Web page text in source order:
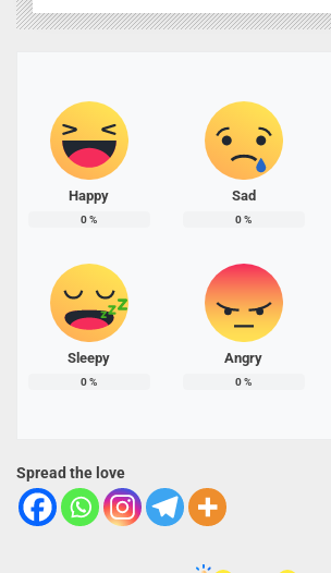
Happy
0%
Sad
0%
Sleepy
0%
Angry
0%
Spread the love